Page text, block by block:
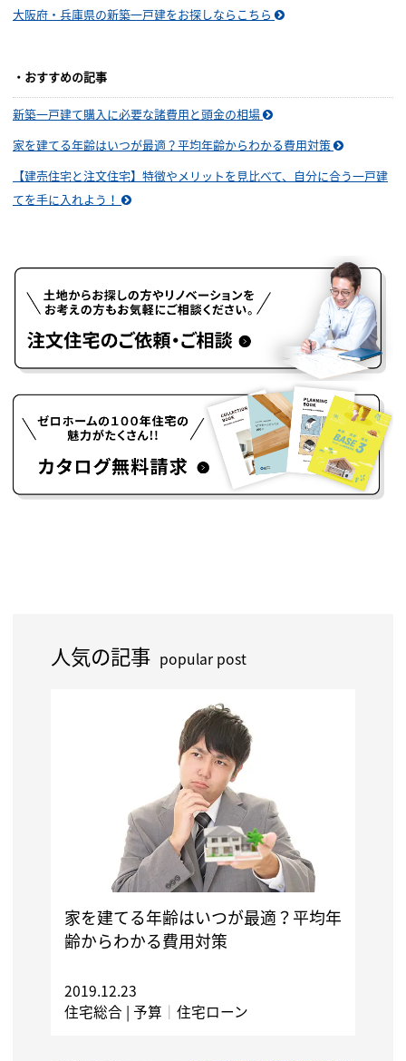
大阪府・兵庫県の新築一戸建をお探しならこちら
・おすすめの記事
新築一戸建て購入に必要な諸費用と頭金の相場
家を建てる年齢はいつが最適？平均年齢からわかる費用対策
【建売住宅と注文住宅】特徴やメリットを見比べて、自分に合う一戸建
てを手に入れよう！
人気の記事 popular post
家を建てる年齢はいつが最適？平均年
齢からわかる費用対策
2019.12.23
住宅総合 | 予算 ｜ 住宅ローン